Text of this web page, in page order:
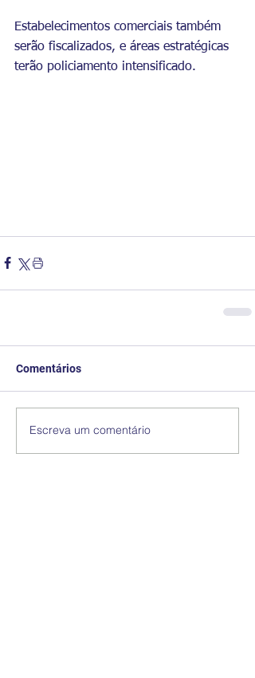
Estabelecimentos comerciais também
serão fiscalizados, e áreas estratégicas
terão policiamento intensificado.
Comentários
Escreva um comentário